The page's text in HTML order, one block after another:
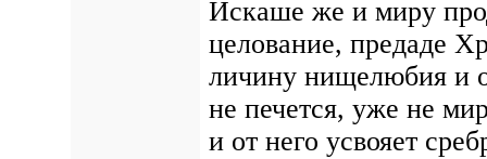
Искаше же и миру
целование, предаде
личину нищелюбия и
не печется, уже не
и от него усвояет